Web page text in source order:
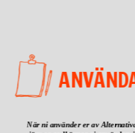
När ni använder er av